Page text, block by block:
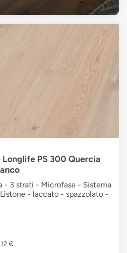
Longlife PS 300 Quercia
- 3 strati - Microfase - Sistema
- laccato - spazzolato -
€